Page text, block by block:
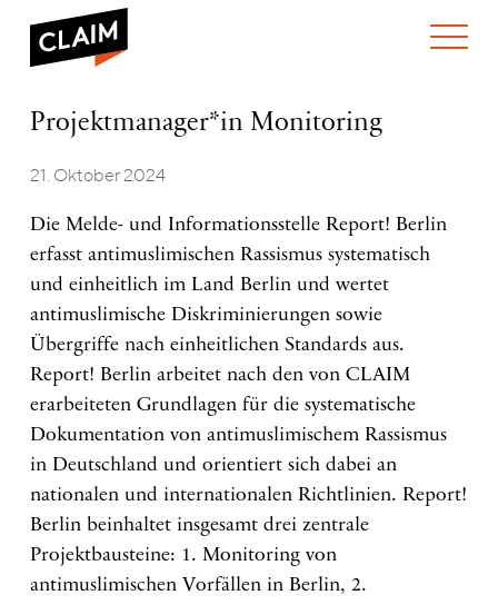
WER WIR SIND
TEAM
ARBEITEN BEI CLAIM
TRANSPARENZ
AKTUELLES
NEWS
VERANSTALTUNGEN
PUBLIKATIONEN
SPENDEN
Projektmanager*in
Monitoring
Projektmanager*in Monitoring
21. Oktober 2024
Die Melde- und Informationsstelle Report! Berlin
erfasst antimuslimischen Rassismus systematisch
und einheitlich im Land Berlin und wertet
antimuslimische Diskriminierungen sowie
Übergriffe nach einheitlichen Standards aus.
Report! Berlin arbeitet nach den von CLAIM
erarbeiteten Grundlagen für die systematische
Dokumentation von antimuslimischem Rassismus
in Deutschland und orientiert sich dabei an
nationalen und internationalen Richtlinien. Report!
Berlin beinhaltet insgesamt drei zentrale
Projektbausteine: 1. Monitoring von
antimuslimischen Vorfällen in Berlin, 2.